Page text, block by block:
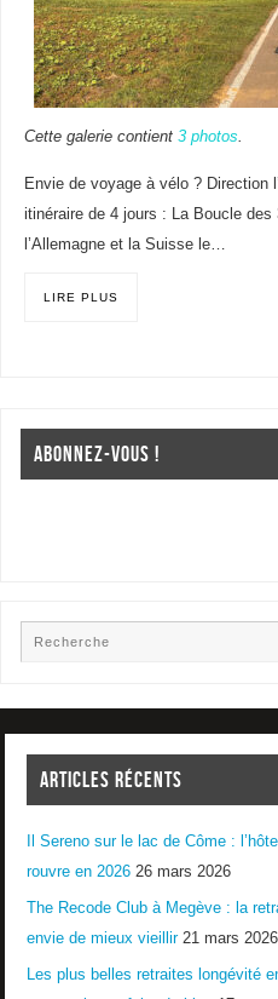
Cette galerie contient 3 photos.
Envie de voyage à vélo ? Direction
itinéraire de 4 jours : La Boucle
l’Allemagne et la Suisse le…
LIRE PLUS
ABONNEZ-VOUS !
ARTICLES RÉCENTS
Il Sereno sur le lac de Côme :
rouvre en 2026 26 mars 2026
The Recode Club à Megève : la
envie de mieux vieillir 21 mars 2026
Les plus belles retraites longévité